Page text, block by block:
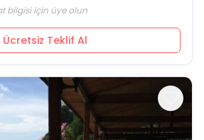
bilgisi için üye olun
Ücretsiz Teklif Al